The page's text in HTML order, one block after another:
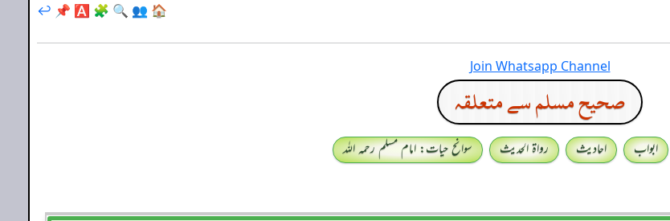
🏠
👥
🔍
🧩
🅰️
📌
↩️
Join Whatsapp Channel
صحيح مسلم سے متعلقہ
ابواب احادیث رواۃ الحدیث
سوانح حیات: امام مسلم رحمہ اللہ